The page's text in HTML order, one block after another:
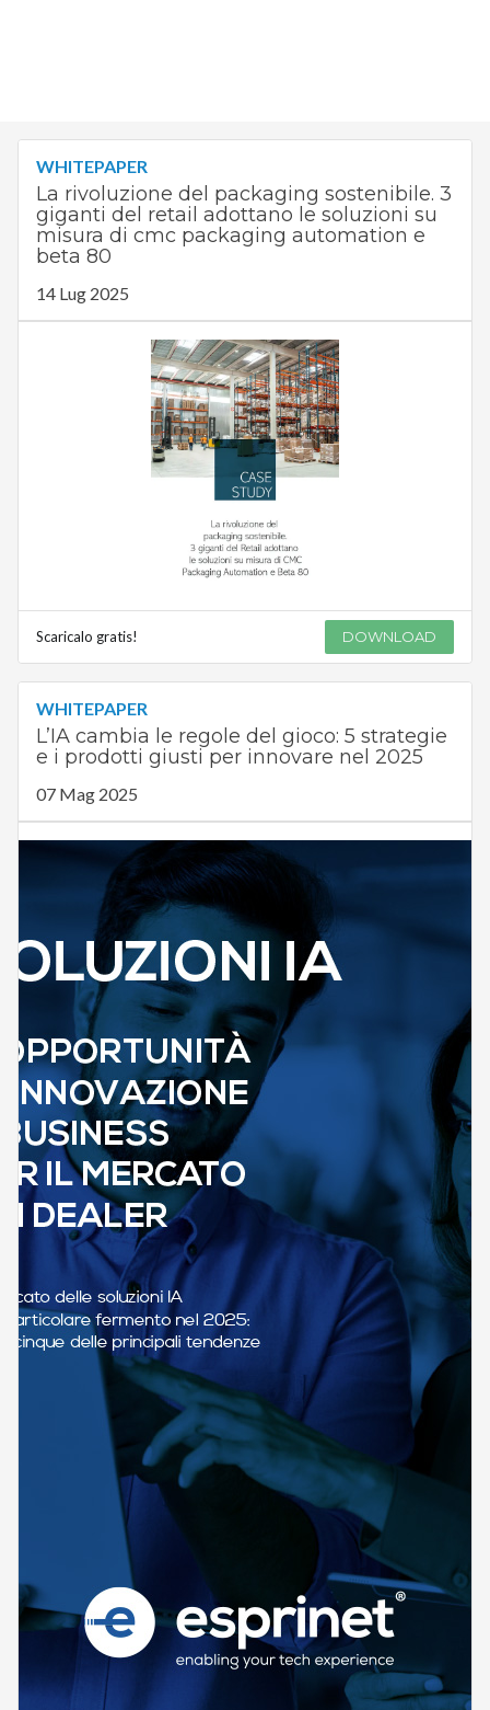
WHITEPAPER
La rivoluzione del packaging sostenibile. 3
giganti del retail adottano le soluzioni su
misura di cmc packaging automation e
beta 80
14 Lug 2025
Scaricalo gratis! DOWNLOAD
WHITEPAPER
L’IA cambia le regole del gioco: 5 strategie
e i prodotti giusti per innovare nel 2025
07 Mag 2025